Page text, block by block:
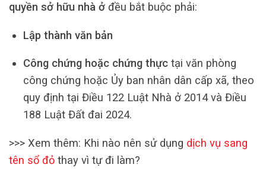
quyền sở hữu nhà ở đều bắt buộc phải:
Lập thành văn bản
Công chứng hoặc chứng thựctại văn phòng
công chứng hoặc Ủy ban nhân dân cấp xã, theo
quy định tại Điều 122 Luật Nhà ở 2014 và Điều
188 Luật Đất đai 2024.
>>> Xem thêm: Khi nào nên sử dụng dịch vụ sang
tên sổ đỏ thay vì tự đi làm?